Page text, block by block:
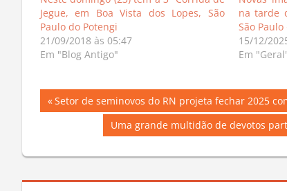
Neste domingo (23) tem a 3ª Corrida de
Jegue, em Boa Vista dos Lopes, São
Paulo do Potengi
21/09/2018 às 05:47
Em "Blog Antigo"
Novas
na tarde
São
15/12/
Navegação
Post
Previous
Setor de seminovos do RN projeta fechar 2025
Next
Uma grande multidão de devotos